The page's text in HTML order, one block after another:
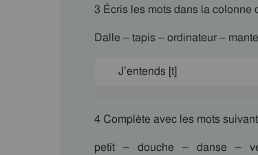
3 Écris les mots dans la colonne
Dalle – tapis – ordinateur –
J’entends [t]
4 Complète avec les mots
petit – douche – danse –